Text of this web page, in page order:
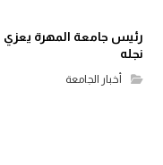
رئيس جامعة المهرة يعزي
نجله
أخبار الجامعة